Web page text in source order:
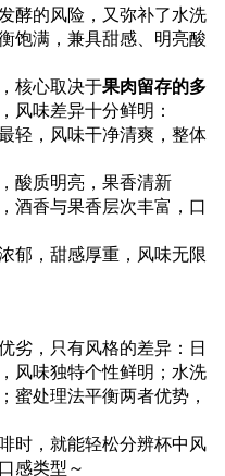
酵的风险，又弥补了水洗
饱满，兼具甜感、明亮酸
核心取决于果肉留存的多
风味差异十分鲜明：
轻，风味干净清爽，整体
酸质明亮，果香清新
酒香与果香层次丰富，口
郁，甜感厚重，风味无限
劣，只有风格的差异：日
风味独特个性鲜明；水洗
蜜处理法平衡两者优势，
时，就能轻松分辨杯中风
感类型～